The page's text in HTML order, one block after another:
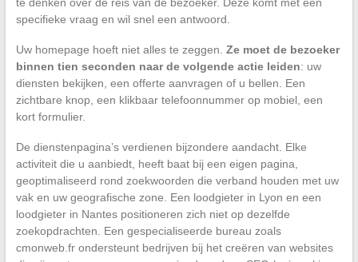
specifieke vraag en wil snel een antwoord.
Uw homepage hoeft niet alles te zeggen. Ze moet de bezoeker
binnen tien seconden naar de volgende actie leiden: uw
diensten bekijken, een offerte aanvragen of u bellen. Een
zichtbare knop, een klikbaar telefoonnummer op mobiel, een
kort formulier.
De dienstenpagina’s verdienen bijzondere aandacht. Elke
activiteit die u aanbiedt, heeft baat bij een eigen pagina,
geoptimaliseerd rond zoekwoorden die verband houden met uw
vak en uw geografische zone. Een loodgieter in Lyon en een
loodgieter in Nantes positioneren zich niet op dezelfde
zoekopdrachten. Een gespecialiseerde bureau zoals
cmonweb.fr ondersteunt bedrijven bij het creëren van websites